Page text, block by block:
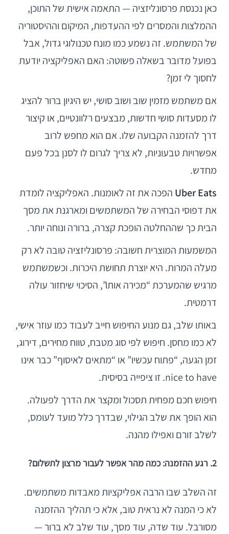
כאן נכנסת פרסונליזציה — התאמה אישית של התוכן,
ההמלצות והמסרים לפי ההעדפות, המיקום וההיסטוריה
של המשתמש. זה נשמע כמו מונח טכנולוגי גדול, אבל
בפועל מדובר בשאלה פשוטה: האם האפליקציה יודעת
לחסוך לי זמן?
אם משתמש מזמין שוב ושוב סושי, יש היגיון ברור להציג
לו מסעדות סושי חדשות, מבצעים רלוונטיים, או קיצור
דרך להזמנה הקבועה שלו. אם הוא מחפש לרוב
אפשרויות טבעוניות, לא צריך לגרום לו לסנן בכל פעם
מחדש.
Uber Eats הפכה את זה לאומנות. האפליקציה לומדת
את דפוסי הבחירה של המשתמשים ומארגנת את מסך
הבית כך שההחלטה הופכת קצרה, ברורה ונוחה יותר.
המשמעות המוצרית חשובה: פרסונליזציה טובה לא רק
מעלה המרות. היא יוצרת תחושת היכרות. וכשמשתמש
מרגיש שהמערכת “מכירה אותו”, הסיכוי שיחזור עולה
דרמטית.
באותו שלב, גם מנוע החיפוש חייב לעבוד כמו עוזר אישי,
לא כמו מחסן. חיפוש לפי סוג מטבח, טווח מחירים, דירוג,
זמן הגעה, “פתוח עכשיו” או “מתאים לאיסוף” כבר אינו
nice to have. זו ציפייה בסיסית.
חיפוש חכם מפחית תסכול ומקצר את הדרך לפעולה.
הוא הופך את שלב הגילוי, שבדרך כלל מועד לעומס,
לשלב זורם ואפילו מהנה.
2. רגע ההזמנה: כמה מהר אפשר לעבור מרצון לתשלום?
זה השלב שבו הרבה אפליקציות מאבדות משתמשים.
לא כי המנה לא נראית טוב, אלא כי תהליך ההזמנה
מסורבל. עוד שדה, עוד מסך, עוד שלב לא ברור —